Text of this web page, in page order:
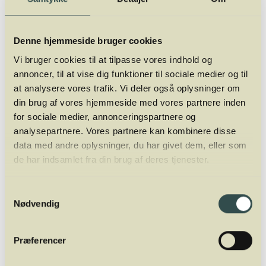
Denne hjemmeside bruger cookies
Vi bruger cookies til at tilpasse vores indhold og
annoncer, til at vise dig funktioner til sociale medier og til
at analysere vores trafik. Vi deler også oplysninger om
din brug af vores hjemmeside med vores partnere inden
for sociale medier, annonceringspartnere og
analysepartnere. Vores partnere kan kombinere disse
data med andre oplysninger, du har givet dem, eller som
de har indsamlet fra din brug af deres tjenester.
Nødvendig
Præferencer